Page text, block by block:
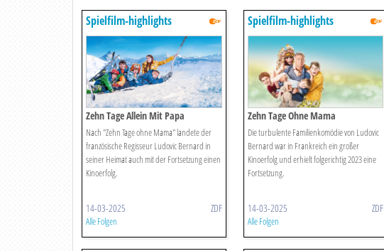
Spielfilm-highlights
Zehn Tage Allein Mit Papa
Nach "Zehn Tage ohne Mama" landete der
französische Regisseur Ludovic Bernard in
seiner Heimat auch mit der Fortsetzung einen
Kinoerfolg.
14-03-2025 ZDF
Alle Folgen
Spielfilm-highlights
Zehn Tage Ohne Mama
Die turbulente Familienkomödie von Ludovic
Bernard war in Frankreich ein großer
Kinoerfolg und erhielt folgerichtig 2023 eine
Fortsetzung.
14-03-2025 ZDF
Alle Folgen